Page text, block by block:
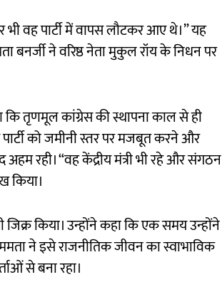
वह पार्टी में वापस लौटकर आए थे।” यह
बनर्जी ने वरिष्ठ नेता मुकुल रॉय के निधन पर
कि तृणमूल कांग्रेस की स्थापना काल से ही
को जमीनी स्तर पर मजबूत करने और
अहम रही। “वह केंद्रीय मंत्री भी रहे और संगठन
किया।
किया। उन्होंने कहा कि एक समय उन्होंने
ने इसे राजनीतिक जीवन का स्वाभाविक
से बना रहा।